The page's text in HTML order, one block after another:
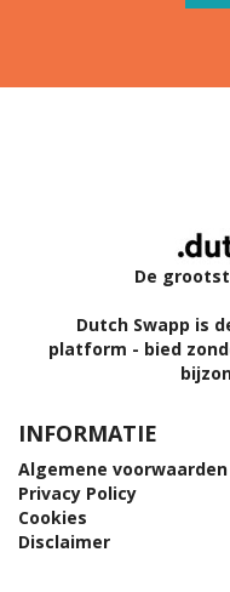
De
Dutch Swapp is
platform - bied
INFORMATIE
Algemene voorwaarden
Privacy Policy
Cookies
Disclaimer